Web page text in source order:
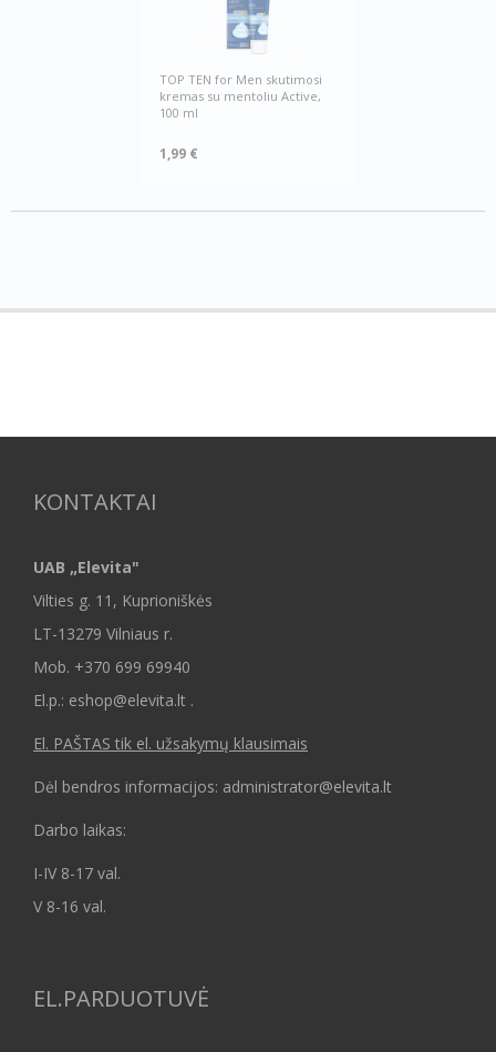
TOP TEN for Men skutimosi
kremas su mentoliu Active,
100 ml
1,99 €
KONTAKTAI
UAB „Elevita"
Vilties g. 11, Kuprioniškės
LT-13279 Vilniaus r.
Mob. +370 699 69940
El.p.: eshop@elevita.lt .
El. PAŠTAS tik el. užsakymų klausimais
Dėl bendros informacijos: administrator@elevita.lt
Darbo laikas:
I-IV 8-17 val.
V 8-16 val.
EL.PARDUOTUVĖ